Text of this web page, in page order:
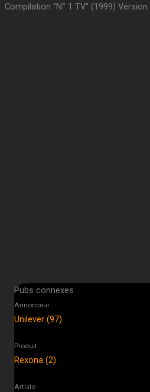
Compilation "N° 1 TV" (1999)
Pubs connexes
Annonceur
Unilever (97)
Produit
Rexona (2)
Artiste